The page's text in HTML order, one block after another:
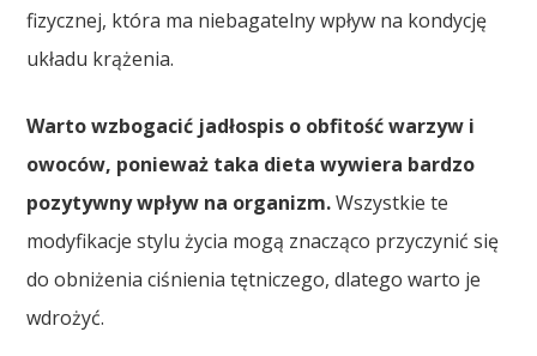
fizycznej, która ma niebagatelny wpływ na kondycję
układu krążenia.
Warto wzbogacić jadłospis o obfitość warzyw i
owoców, ponieważ taka dieta wywiera bardzo
pozytywny wpływ na organizm.Wszystkie te
modyfikacje stylu życia mogą znacząco przyczynić się
do obniżenia ciśnienia tętniczego, dlatego warto je
wdrożyć.